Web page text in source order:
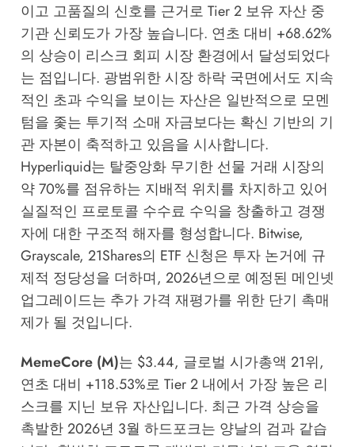
이고 고품질의 신호를 근거로 Tier 2 보유 자산 중
기관 신뢰도가 가장 높습니다. 연초 대비 +68.62%
의 상승이 리스크 회피 시장 환경에서 달성되었다
는 점입니다. 광범위한 시장 하락 국면에서도 지속
적인 초과 수익을 보이는 자산은 일반적으로 모멘
텀을 좇는 투기적 소매 자금보다는 확신 기반의 기
관 자본이 축적하고 있음을 시사합니다.
Hyperliquid는 탈중앙화 무기한 선물 거래 시장의
약 70%를 점유하는 지배적 위치를 차지하고 있어
실질적인 프로토콜 수수료 수익을 창출하고 경쟁
자에 대한 구조적 해자를 형성합니다. Bitwise,
Grayscale, 21Shares의 ETF 신청은 투자 논거에 규
제적 정당성을 더하며, 2026년으로 예정된 메인넷
업그레이드는 추가 가격 재평가를 위한 단기 촉매
제가 될 것입니다.
MemeCore (M)는 $3.44, 글로벌 시가총액 21위,
연초 대비 +118.53%로 Tier 2 내에서 가장 높은 리
스크를 지닌 보유 자산입니다. 최근 가격 상승을
촉발한 2026년 3월 하드포크는 양날의 검과 같습